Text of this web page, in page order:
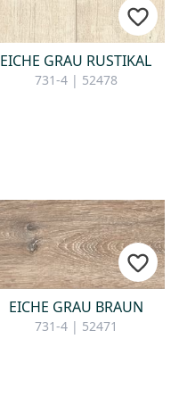
EICHE GRAU RUSTIKAL
731-4 | 52478
EICHE GRAU BRAUN
731-4 | 52471